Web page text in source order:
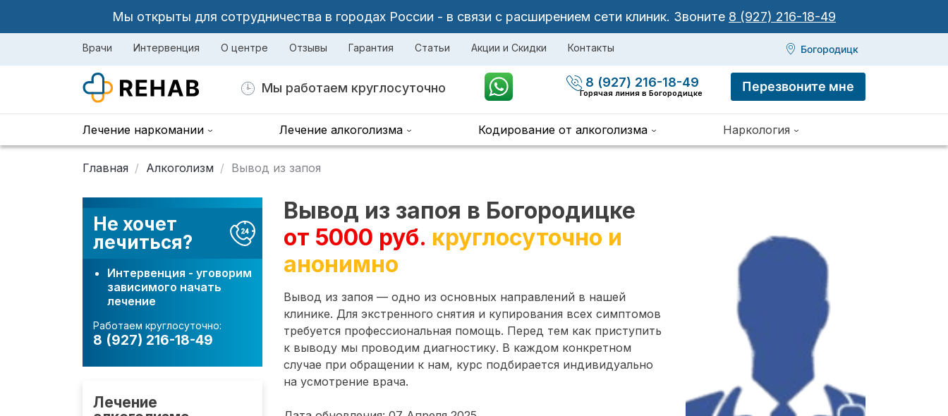
Мы открыты для сотрудничества в городах России - в связи с расширением сети клиник. Звоните 8 (927) 216-18-49
Врачи Интервенция О центре Отзывы Гарантия Статьи Акции и Скидки Контакты Богородицк
Мы работаем круглосуточно 8 (927) 216-18-49
Горячая линия в Богородицке Перезвоните мне
Лечение наркомании Лечение алкоголизма Кодирование от алкоголизма Наркология
Главная Алкоголизм Вывод из запоя
Не хочет
лечиться?
Интервенция - уговорим
зависимого начать
лечение
Работаем круглосуточно:
8 (927) 216-18-49
Лечение
Вывод из запоя в Богородицке
от 5000 руб. круглосуточно и
анонимно
Вывод из запоя — одно из основных направлений в нашей
клинике. Для экстренного снятия и купирования всех симптомов
требуется профессиональная помощь. Перед тем как приступить
к выводу мы проводим диагностику. В каждом конкретном
случае при обращении к нам, курс подбирается индивидуально
на усмотрение врача.